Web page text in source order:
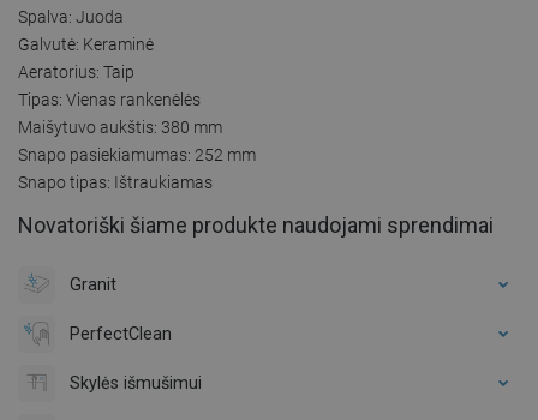
Spalva: Juoda
Galvutė: Keraminė
Aeratorius: Taip
Tipas: Vienas rankenėlės
Maišytuvo aukštis: 380 mm
Snapo pasiekiamumas: 252 mm
Snapo tipas: Ištraukiamas
Novatoriški šiame produkte naudojami sprendimai
Granit
PerfectClean
Skylės išmušimui